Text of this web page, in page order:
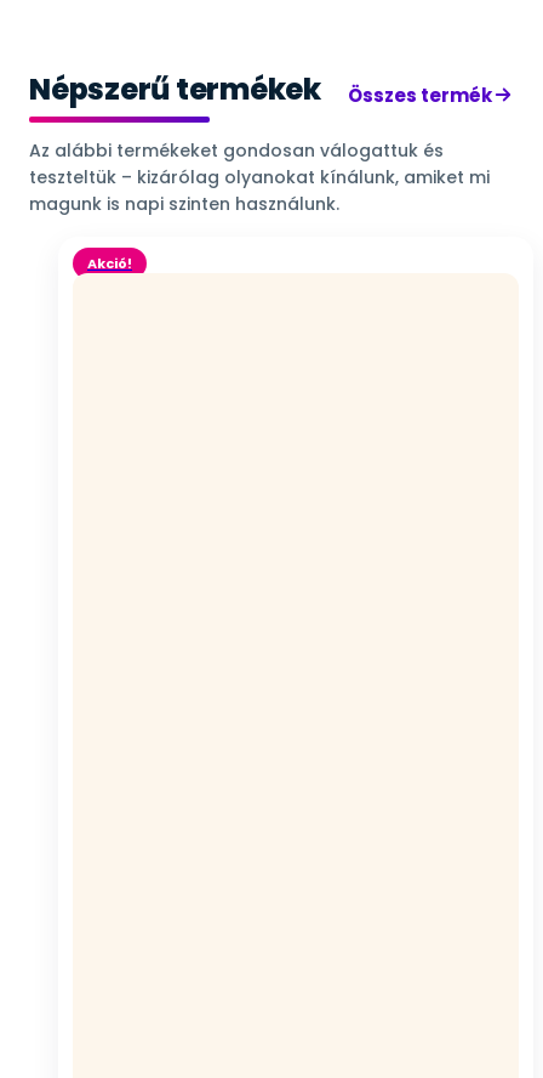
Népszerű termékek Összes termék
Az alábbi termékeket gondosan válogattuk és
teszteltük – kizárólag olyanokat kínálunk, amiket mi
magunk is napi szinten használunk.
Akció!